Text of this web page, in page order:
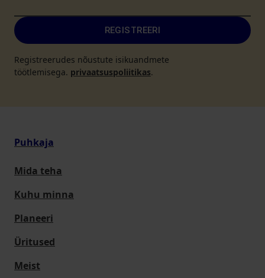
REGISTREERI
Registreerudes nõustute isikuandmete
töötlemisega. privaatsuspoliitikas.
Puhkaja
Mida teha
Kuhu minna
Planeeri
Üritused
Meist